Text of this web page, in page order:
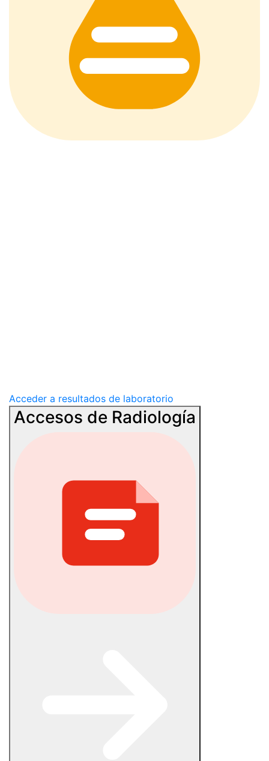
Acceder a resultados de laboratorio
Accesos de Radiología